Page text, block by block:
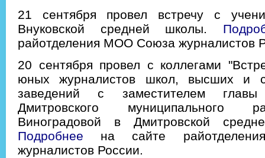
21 сентября провел встречу с
Внуковской средней школы.
райотделения МОО Союза журналистов
20 сентября провел с коллегами
юных журналистов школ, высших и
заведений с заместителем главы
Дмитровского муниципального
Виноградовой в Дмитровской
Подробнее на сайте
журналистов России.